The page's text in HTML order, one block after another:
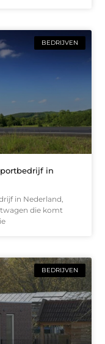
BEDRIJVEN
in
in Nederland,
die komt
BEDRIJVEN